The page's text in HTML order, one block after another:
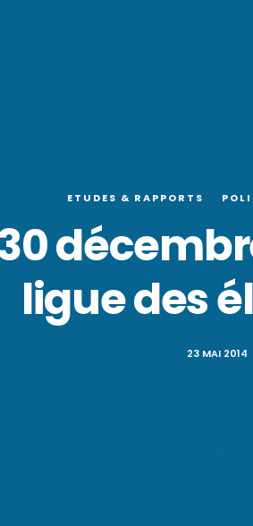
ETUDES & RAPPORTS
ligue des
23 MAI 2014